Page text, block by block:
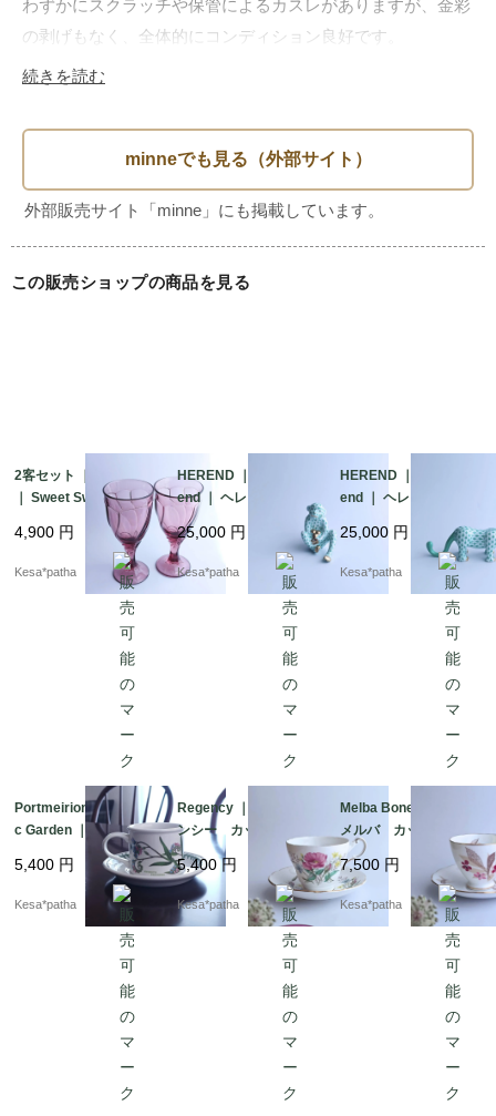
わずかにスクラッチや保管によるカスレがありますが、金彩
の剥げもなく、全体的にコンディション良好です。
直径20cm　高さ2cm
※１枚のお値段になります。
※金彩は金属質の絵付けのため、電子レンジに入れると火花
が散ったり、破損の原因となる可能性がございます。電子レ
ンジのご使用はお控えください。
続きを読む
この販売ショップの商品を見る
2客セット ｜ Noritake
｜ Sweet Swirl ｜ ノリ
タケ スイートスワー
ル ゴブレット グラ
ス ライラック 希
4,900 円
Kesa*patha
HEREND ｜ Vieux Her
end ｜ ヘレンド フィ
ッシュネット 干支
猿 申年 グリーン
フィギュリン 2004年
25,000 円
Kesa*patha
HEREND ｜ Vieux Her
end ｜ ヘレンド フィ
虎 寅年 グリーン
フィギュリン 2010年
25,000 円
Kesa*patha
Portmeirion ｜ Botani
c Garden ｜ Forget-M
e-Not ｜ ポートメリオ
ン 忘れな草 カップ
＆ソーサー ヴィンテ
5,400 円
Kesa*patha
Regency ｜ リージェ
ンシー カップ＆ソー
サー 英国 ヴィンテ
ージ 廃盤 イギリス
5,400円
Kesa*patha
Melba Bone China ｜
メルバ カップ＆ソー
サー 英国ヴィンテー
ジ 廃盤 イギリス
7,500 円
Kesa*patha